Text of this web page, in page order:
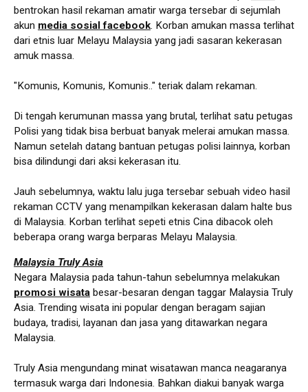
bentrokan hasil rekaman amatir warga tersebar di sejumlah
akun media sosial facebook. Korban amukan massa terlihat
dari etnis luar Melayu Malaysia yang jadi sasaran kekerasan
amuk massa.
"Komunis, Komunis, Komunis.." teriak dalam rekaman.
Di tengah kerumunan massa yang brutal, terlihat satu petugas
Polisi yang tidak bisa berbuat banyak melerai amukan massa.
Namun setelah datang bantuan petugas polisi lainnya, korban
bisa dilindungi dari aksi kekerasan itu.
Jauh sebelumnya, waktu lalu juga tersebar sebuah video hasil
rekaman CCTV yang menampilkan kekerasan dalam halte bus
di Malaysia. Korban terlihat sepeti etnis Cina dibacok oleh
beberapa orang warga berparas Melayu Malaysia.
Malaysia Truly Asia
Negara Malaysia pada tahun-tahun sebelumnya melakukan
promosi wisata besar-besaran dengan taggar Malaysia Truly
Asia. Trending wisata ini popular dengan beragam sajian
budaya, tradisi, layanan dan jasa yang ditawarkan negara
Malaysia.
Truly Asia mengundang minat wisatawan manca neagaranya
termasuk warga dari Indonesia. Bahkan diakui banyak warga